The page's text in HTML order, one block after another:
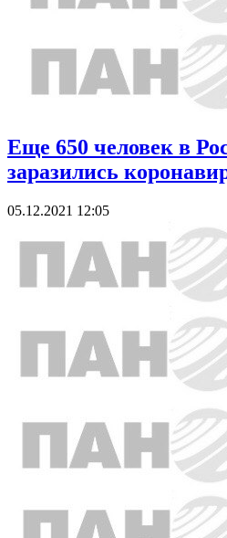
Еще 650 человек в
заразились
05.12.2021 12:05